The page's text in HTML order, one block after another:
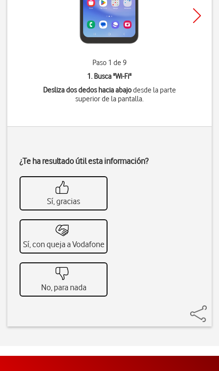
Paso 1 de 9
1. Busca "Wi-Fi"
Desliza dos dedos hacia abajodesde la parte
superior de la pantalla.
¿Te ha resultado útil esta información?
Sí, gracias
Sí, con queja a Vodafone
No, para nada